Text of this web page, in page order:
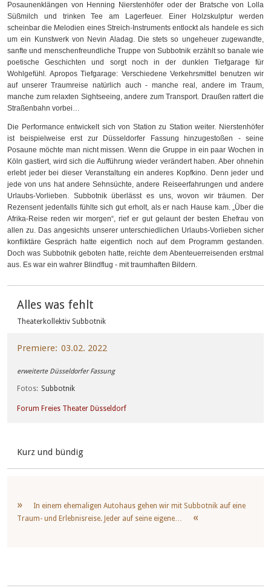
Posaunenklängen von Henning Nierstenhöfer oder der Bratsche von Lolla
Süßmilch und trinken Tee am Lagerfeuer. Einer Holzskulptur werden
scheinbar die Melodien eines Streich-Instruments entlockt als handele es sich
um ein Kunstwerk von Nevin Aladag. Die stets so ungeheuer zugewandte,
sanfte und menschenfreundliche Truppe von Subbotnik erzählt so banale wie
poetische Geschichten und sorgt noch in der dunklen Tiefgarage für
Wohlgefühl. Apropos Tiefgarage: Verschiedene Verkehrsmittel benutzen wir
auf unserer Traumreise natürlich auch - manche real, andere im Traum,
manche zum relaxten Sightseeing, andere zum Transport. Draußen rattert die
Straßenbahn vorbei…
Die Performance entwickelt sich von Station zu Station weiter. Nierstenhöfer
ist beispielweise erst zur Düsseldorfer Fassung hinzugestoßen - seine
Posaune möchte man nicht missen. Wenn die Gruppe in ein paar Wochen in
Köln gastiert, wird sich die Aufführung wieder verändert haben. Aber ohnehin
erlebt jeder bei dieser Veranstaltung ein anderes Kopfkino. Denn jeder und
jede von uns hat andere Sehnsüchte, andere Reiseerfahrungen und andere
Urlaubs-Vorlieben. Subbotnik überlässt es uns, wovon wir träumen. Der
Rezensent jedenfalls fühlte sich gut erholt, als er nach Hause kam. „Über die
Afrika-Reise reden wir morgen“, rief er gut gelaunt der besten Ehefrau von
allen zu. Das angesichts unserer unterschiedlichen Urlaubs-Vorlieben sicher
konfliktäre Gespräch hatte eigentlich noch auf dem Programm gestanden.
Doch was Subbotnik geboten hatte, reichte dem Abenteuerreisenden erstmal
aus. Es war ein wahrer Blindflug - mit traumhaften Bildern.
Alles was fehlt
Theaterkollektiv Subbotnik
Premiere 03.02. 2022
erweiterte Düsseldorfer Fassung
Fotos Subbotnik
Forum Freies Theater Düsseldorf
Kurz und bündig
In einem ehemaligen Autohaus gehen wir mit Subbotnik auf eine
Traum- und Erlebnisreise. Jeder auf seine eigene…